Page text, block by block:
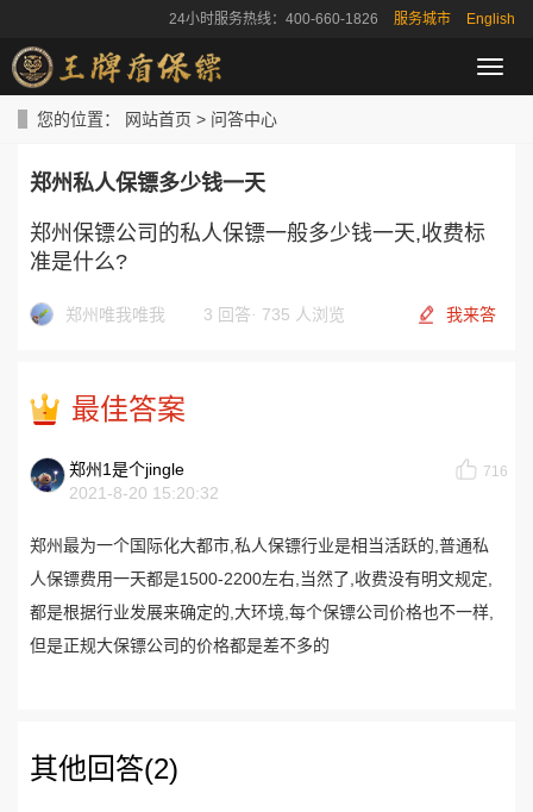
24小时服务热线：400-660-1826 服务城市 English
导
航
您的位置： 网站首页 > 问答中心
郑州私人保镖多少钱一天
郑州保镖公司的私人保镖一般多少钱一天,收费标
准是什么?
郑州唯我唯我 3 回答· 735 人浏览 我来答
最佳答案
郑州1是个jingle
2021-8-20 15:20:32
716
郑州最为一个国际化大都市,私人保镖行业是相当活跃的,普通私
人保镖费用一天都是1500-2200左右,当然了,收费没有明文规定,
都是根据行业发展来确定的,大环境,每个保镖公司价格也不一样,
但是正规大保镖公司的价格都是差不多的
其他回答(2)